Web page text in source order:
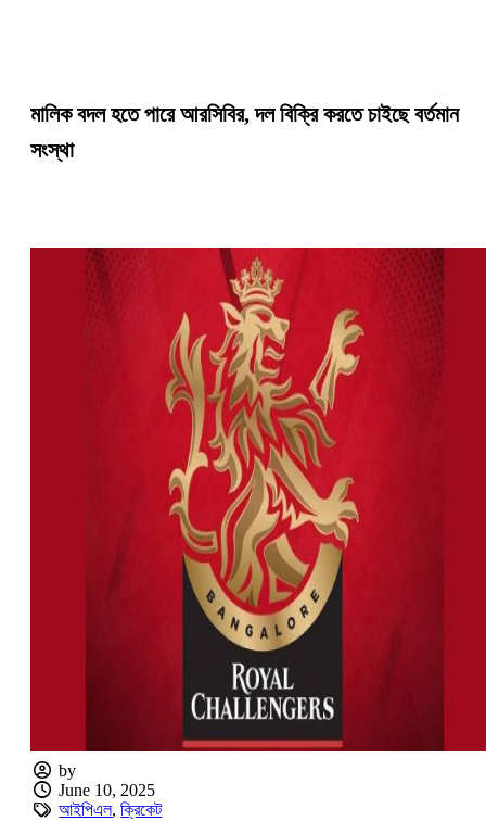
মালিক বদল হতে পারে আরসিবির, দল বিক্রি করতে চাইছে বর্তমান
সংস্থা
by
June 10, 2025
আইপিএল,ক্রিকেট